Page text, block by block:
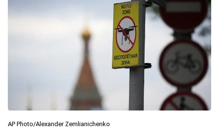
AP Photo/Alexander Zemlianichenko